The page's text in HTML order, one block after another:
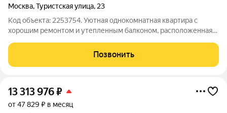
Москва,Туристская улица, 23
Код объекта: 2253754. Уютная однокомнатная квартира с
хорошим ремонтом и утепленным балконом, расположенная
м. Квартира продается с мебелью, что позволяет сразу заехать
и жить без
Позвонить
13 313 976₽
от 47 829 ₽ в месяц